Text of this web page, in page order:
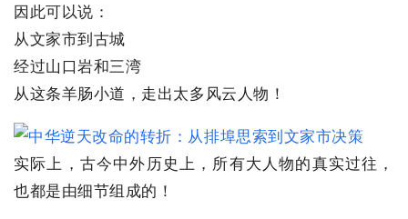
因此可以说：
从文家市到古城
经过山口岩和三湾
从这条羊肠小道，走出太多风云人物！
实际上，古今中外历史上，所有大人物的真实过往，
也都是由细节组成的！